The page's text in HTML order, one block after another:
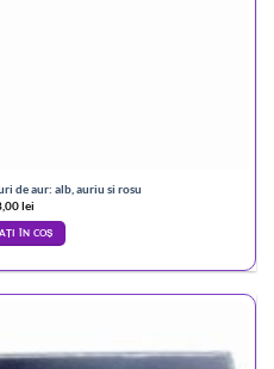
de aur: alb, auriu si rosu
lei
ÎN COȘ